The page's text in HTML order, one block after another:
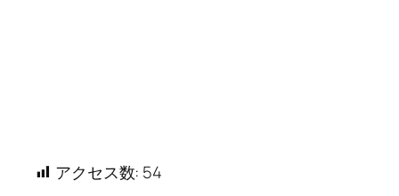
アクセス数: 54